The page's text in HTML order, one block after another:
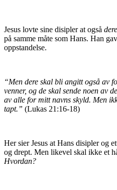
Jesus lovte sine disipler at også
på samme måte som Hans. Han
oppstandelse.
“Men dere skal bli angitt også av
venner, og de skal sende noen av
av alle for mitt navns skyld. Men
tapt.” (Lukas 21:16-18)
Her sier Jesus at Hans disipler og
og drept. Men likevel skal ikke et
Hvordan?